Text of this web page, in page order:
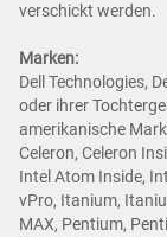
verschickt werden.
Marken:
Dell Technologies,
oder ihrer
amerikanische
Celeron, Celeron
Intel Atom Inside,
vPro, Itanium,
MAX, Pentium,